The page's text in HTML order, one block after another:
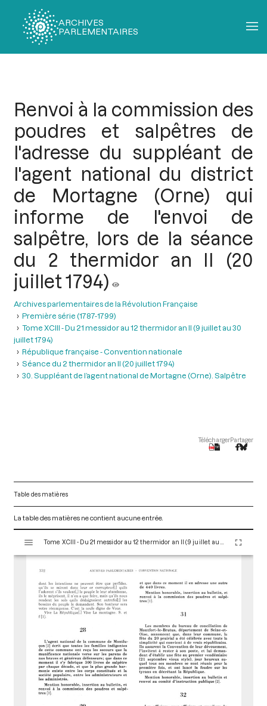
ARCHIVES
PARLEMENTAIRES
Renvoi à la commission des
poudres et salpêtres de
l'adresse du suppléant de
l'agent national du district
de Mortagne (Orne) qui
informe de l'envoi de
salpêtre, lors de la séance
du 2 thermidor an II (20
juillet 1794)
Archives parlementaires de la Révolution Française
Première série (1787-1799)
Tome XCIII - Du 21 messidor au 12 thermidor an II (9 juillet au 30
juillet 1794)
République française - Convention nationale
Séance du 2 thermidor an II (20 juillet 1794)
30. Suppléant de l’agent national de Mortagne (Orne). Salpêtre
TéléchargerPartager
Table des matières
La table des matières ne contient aucune entrée.
s